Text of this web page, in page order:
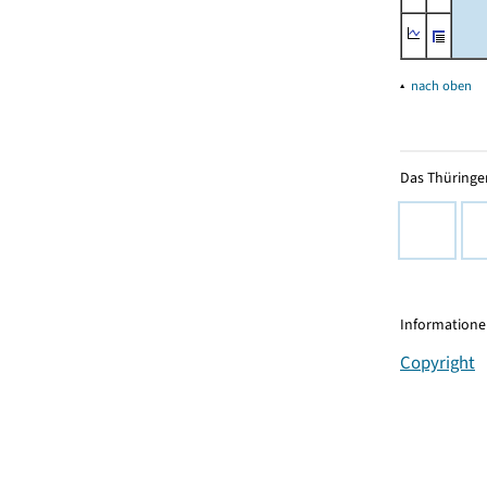
▴ nach oben
Das
Copyright